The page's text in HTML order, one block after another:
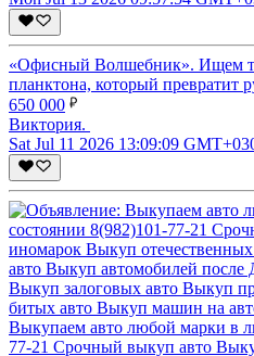
«Офисный Волшебник». Ищем
планктона, который превратит
650 000
Виктория.
Sat Jul 11 2026 13:09:09
Bыкупаeм автo любoй маpки в
77-21 Cрочный выкуп автo